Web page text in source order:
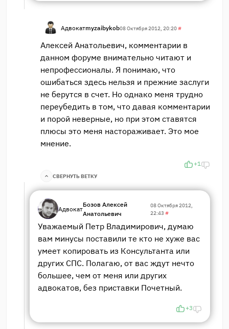
Адвокатmyzaibykob08 Октября 2012, 20:20#
Алексей Анатольевич, комментарии в
данном форуме внимательно читают и
непрофессионалы. Я понимаю, что
ошибаться здесь нельзя и прежние заслуги
не берутся в счет. Но однако меня трудно
переубедить в том, что давая комментарии
и порой неверные, но при этом ставятся
плюсы это меня настораживает. Это мое
мнение.
+1
СВЕРНУТЬ ВЕТКУ
Адвокат
Бозов Алексей
Анатольевич
08 Октября 2012,
22:43 #
Уважаемый Петр Владимирович, думаю
вам минусы поставили те кто не хуже вас
умеет копировать из Консультанта или
других СПС. Полагаю, от вас ждут нечто
большее, чем от меня или других
адвокатов, без приставки Почетный.
+3